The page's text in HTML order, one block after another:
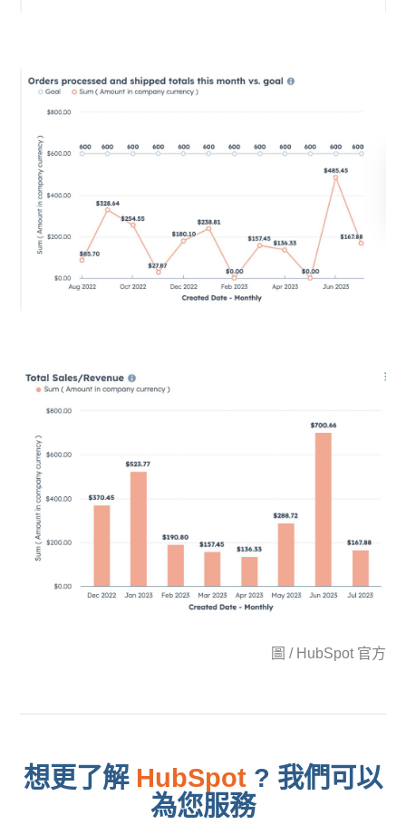
圖 / HubSpot 官方
想更了解 HubSpot ? 我們可以
為您服務